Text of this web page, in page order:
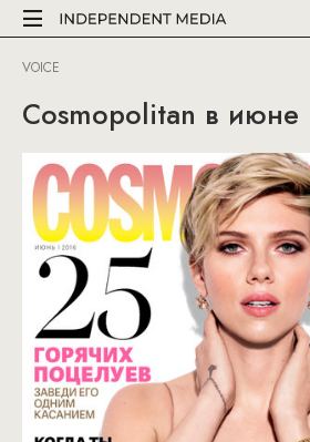
VOICE
Cosmopolitan в июне